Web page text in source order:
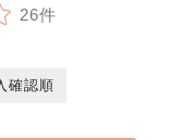
26件
確認順